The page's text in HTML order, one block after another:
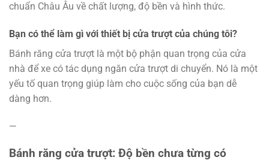
chuẩn Châu Âu về chất lượng, độ bền và hình thức.
Bạn có thể làm gì với thiết bị cửa trượt của chúng tôi?
Bánh răng cửa trượt là một bộ phận quan trọng của cửa
nhà để xe có tác dụng ngăn cửa trượt di chuyển. Nó là một
yếu tố quan trọng giúp làm cho cuộc sống của bạn dễ
dàng hơn.
—
Bánh răng cửa trượt: Độ bền chưa từng có